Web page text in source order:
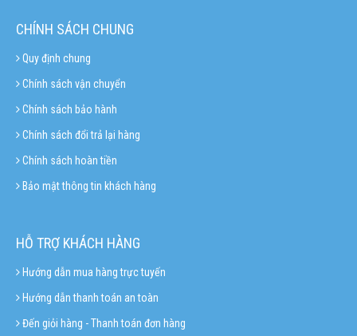
CHÍNH SÁCH CHUNG
Quy định chung
Chính sách vận chuyển
Chính sách bảo hành
Chính sách đổi trả lại hàng
Chính sách hoàn tiền
Bảo mật thông tin khách hàng
HỖ TRỢ KHÁCH HÀNG
Hướng dẫn mua hàng trực tuyến
Hướng dẫn thanh toán an toàn
Đến giỏi hàng - Thanh toán đơn hàng